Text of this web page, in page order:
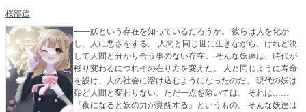
桜部遥
——妖という存在を知っているだろうか。 彼らは人を化か
し、人に悪さをする。 人間と同じ世に生きながら、けれど決
して人間と分かり合う事のない存在。 そんな妖達は、時代が
移り変わるにつれその在り方を変えた。 人と同じように寿命
を設け、人の社会に溶け込むようになったのだ。 現代の妖は
殆ど人間と変わりない。ただ一点を除いては。 それは……
『夜になると妖の力が覚醒する』というもの。 そんな妖達は